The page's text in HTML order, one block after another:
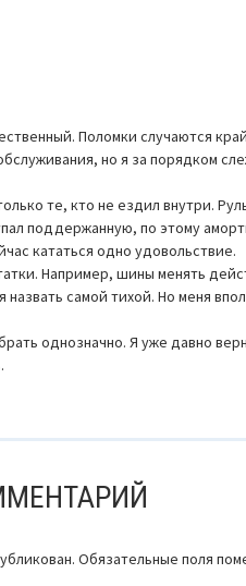
Поломки случаются
но я за порядком
те, кто не ездил внутри.
поддержанную, по этому
кататься одно удовольствие.
Например, шины менять
самой тихой. Но меня
однозначно. Я уже давно
Обязательные поля